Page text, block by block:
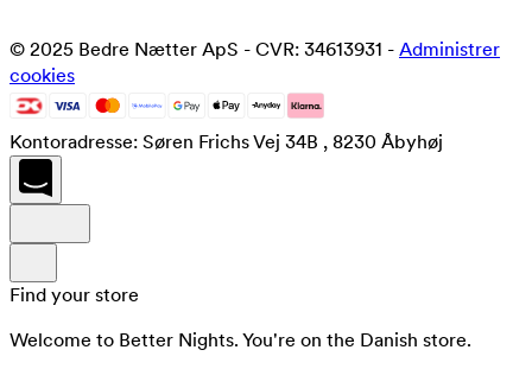
© 2025 Bedre Nætter ApS - CVR: 34613931 - Administrer
cookies
Kontoradresse: Søren Frichs Vej 34B , 8230 Åbyhøj
Find your store
Welcome to Better Nights. You're on the Danish store.